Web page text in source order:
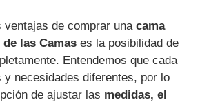
ventajas de comprar una cama
las Camas es la posibilidad de
Entendemos que cada
y necesidades diferentes, por lo
de ajustar las medidas, el